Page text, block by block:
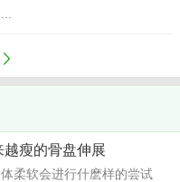
瘦的骨盘伸展
柔软会进行什麽样的尝试